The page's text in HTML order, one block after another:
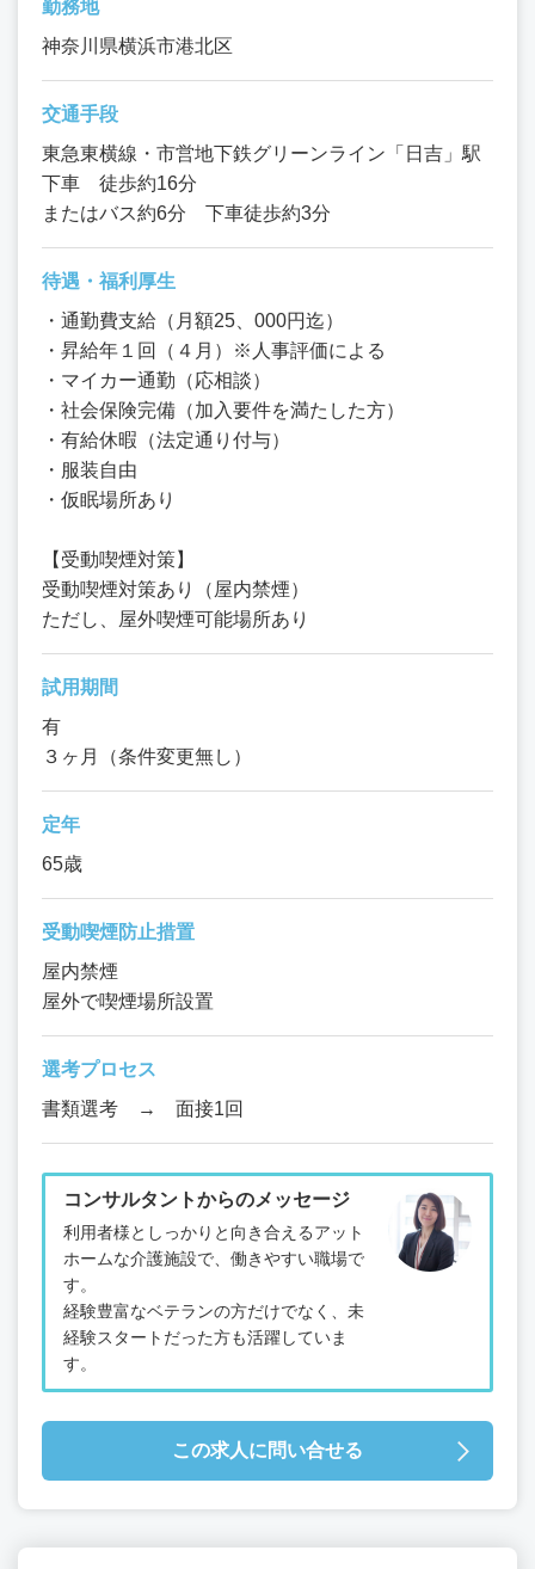
勤務地
神奈川県横浜市港北区
交通手段
東急東横線・市営地下鉄グリーンライン「日吉」駅
下車 徒歩約16分
またはバス約6分 下車徒歩約3分
待遇・福利厚生
・通勤費支給（月額25、000円迄）
・昇給年１回（４月）※人事評価による
・マイカー通勤（応相談）
・社会保険完備（加入要件を満たした方）
・有給休暇（法定通り付与）
・服装自由
・仮眠場所あり
【受動喫煙対策】
受動喫煙対策あり（屋内禁煙）
ただし、屋外喫煙可能場所あり
試用期間
有
３ヶ月（条件変更無し）
定年
65歳
受動喫煙防止措置
屋内禁煙
屋外で喫煙場所設置
選考プロセス
書類選考 → 面接1回
コンサルタントからのメッセージ
利用者様としっかりと向き合えるアット
ホームな介護施設で、働きやすい職場で
す。
経験豊富なベテランの方だけでなく、未
経験スタートだった方も活躍していま
す。
この求人に問い合せる